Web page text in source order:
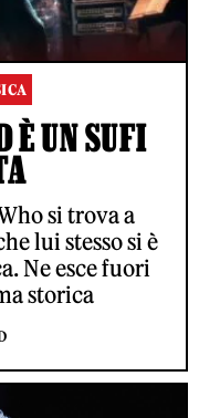
È UN SUFI
si trova a
lui stesso si è
Ne esce fuori
storica